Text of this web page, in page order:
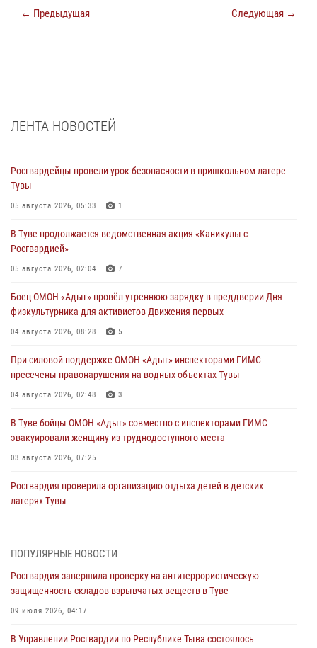
← Предыдущая Следующая →
ЛЕНТА НОВОСТЕЙ
Росгвардейцы провели урок безопасности в пришкольном лагере
Тувы
05 августа 2026, 05:33 1
В Туве продолжается ведомственная акция «Каникулы с
Росгвардией»
05 августа 2026, 02:04 7
Боец ОМОН «Адыг» провёл утреннюю зарядку в преддверии Дня
физкультурника для активистов Движения первых
04 августа 2026, 08:28 5
При силовой поддержке ОМОН «Адыг» инспекторами ГИМС
пресечены правонарушения на водных объектах Тувы
04 августа 2026, 02:48 3
В Туве бойцы ОМОН «Адыг» совместно с инспекторами ГИМС
эвакуировали женщину из труднодоступного места
03 августа 2026, 07:25
Росгвардия проверила организацию отдыха детей в детских
лагерях Тувы
Сотрудники вневедомственной охраны приняли участие в акции
29 июля 2026, 09:41
26 сигналов «Тревога» с автотранспортов отработали экипажи
ПОПУЛЯРНЫЕ НОВОСТИ
Росгвардия завершила проверку на антитеррористическую
защищенность складов взрывчатых веществ в Туве
09 июля 2026, 04:17
В Управлении Росгвардии по Республике Тыва состоялось